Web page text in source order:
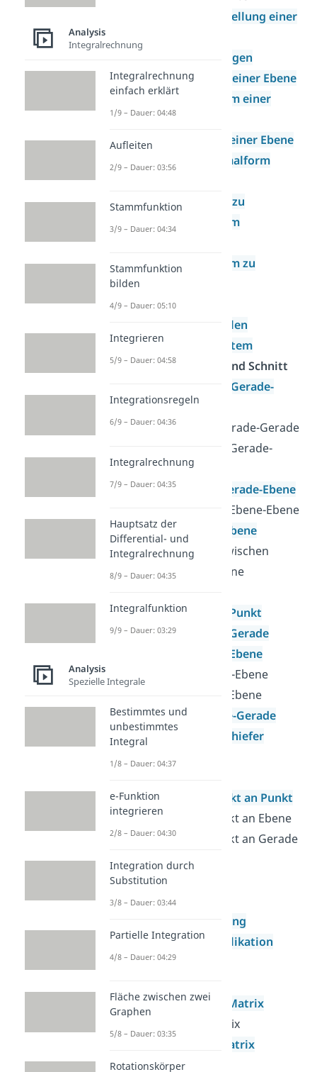
Parameterdarstellung einer
Ebenengleichungen
Parameterform einer Ebene
Koordinatenform einer
Ebene
Normalenform einer Ebene
Hessische Normalform
Parameterform zu
Koordinatenform
Koordinatenform zu
Zeichnen im
dreidimensionalen
Koordinatensystem
Lagebeziehungen und Schnitt
Lagebeziehung Gerade-
Gerade
Schnittpunkt Gerade-Gerade
Lagebeziehung Gerade-
Ebene
Schnittpunkt Gerade-Ebene
Lagebeziehung Ebene-Ebene
Schnitt Ebene-Ebene
Schnittwinkel zwischen
Gerade und Ebene
Abstand Punkt-Punkt
Abstand Punkt-Gerade
Abstand Punkt-Ebene
Abstand Gerade-Ebene
Abstand Ebene-Ebene
Abstand Gerade-Gerade
Abstand windschiefer
Spiegelung Punkt an Punkt
Spiegelung Punkt an Ebene
Spiegelung Punkt an Gerade
Schattenpunkte
Matrizenrechnung
Grundlagen der
Matrizenrechnung
Matrizenmultiplikation
Matrixpotenzen
Transportierte Matrix
Abbildungsmatrix
Orthogonale Matrix
Analysis
Integralrechnung
Integralrechnung
einfach erklärt
1/9 – Dauer: 04:48
Aufleiten
2/9 – Dauer: 03:56
Stammfunktion
3/9 – Dauer: 04:34
Stammfunktion
bilden
4/9 – Dauer: 05:10
Integrieren
5/9 – Dauer: 04:58
Integrationsregeln
6/9 – Dauer: 04:36
Integralrechnung
7/9 – Dauer: 04:35
Hauptsatz der
Differential- und
Integralrechnung
8/9 – Dauer: 04:35
Integralfunktion
9/9 – Dauer: 03:29
Analysis
Spezielle Integrale
Bestimmtes und
unbestimmtes
Integral
1/8 – Dauer: 04:37
e-Funktion
integrieren
2/8 – Dauer: 04:30
Integration durch
Substitution
3/8 – Dauer: 03:44
Partielle Integration
4/8 – Dauer: 04:29
Fläche zwischen zwei
Graphen
5/8 – Dauer: 03:35
Rotationskörper